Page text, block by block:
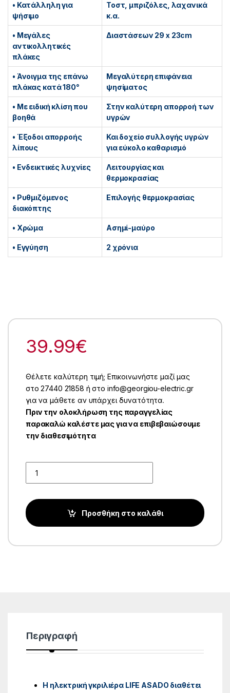
• Κατάλληλη για
ψήσιμο
Τοστ, μπριζόλες, λαχανικά
κ.α.
• Μεγάλες
αντικολλητικές
πλάκες
Διαστάσεων 29 x 23cm
• Άνοιγμα της επάνω
πλάκας κατά 180°
Μεγαλύτερη επιφάνεια
ψησίματος
• Με ειδική κλίση που
βοηθά
Στην καλύτερη απορροή των
υγρών
• Έξοδοι απορροής
λίπους
Και δοχείο συλλογής υγρών
για εύκολο καθαρισμό
• Ενδεικτικές λυχνίες
Λειτουργίας και
θερμοκρασίας
• Ρυθμιζόμενος
διακόπτης
Επιλογής θερμοκρασίας
• Χρώμα Ασημί-μαύρο
• Εγγύηση 2 χρόνια
39.99€
Θέλετε καλύτερη τιμή; Επικοινωνήστε μαζί μας
στο 27440 21858 ή στο info@georgiou-electric.gr
για να μάθετε αν υπάρχει δυνατότητα.
Πριν την ολοκλήρωση της παραγγελίας
παρακαλώ καλέστε μας για να επιβεβαιώσουμε
την διαθεσιμότητα
Προσθήκη στο καλάθι
Περιγραφή
Η ηλεκτρική γκριλιέρα LIFE ASADO διαθέτει